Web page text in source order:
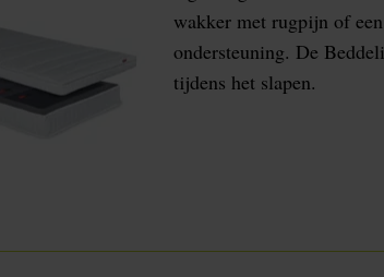
wakker met rugpijn of
ondersteuning. De
tijdens het slapen.